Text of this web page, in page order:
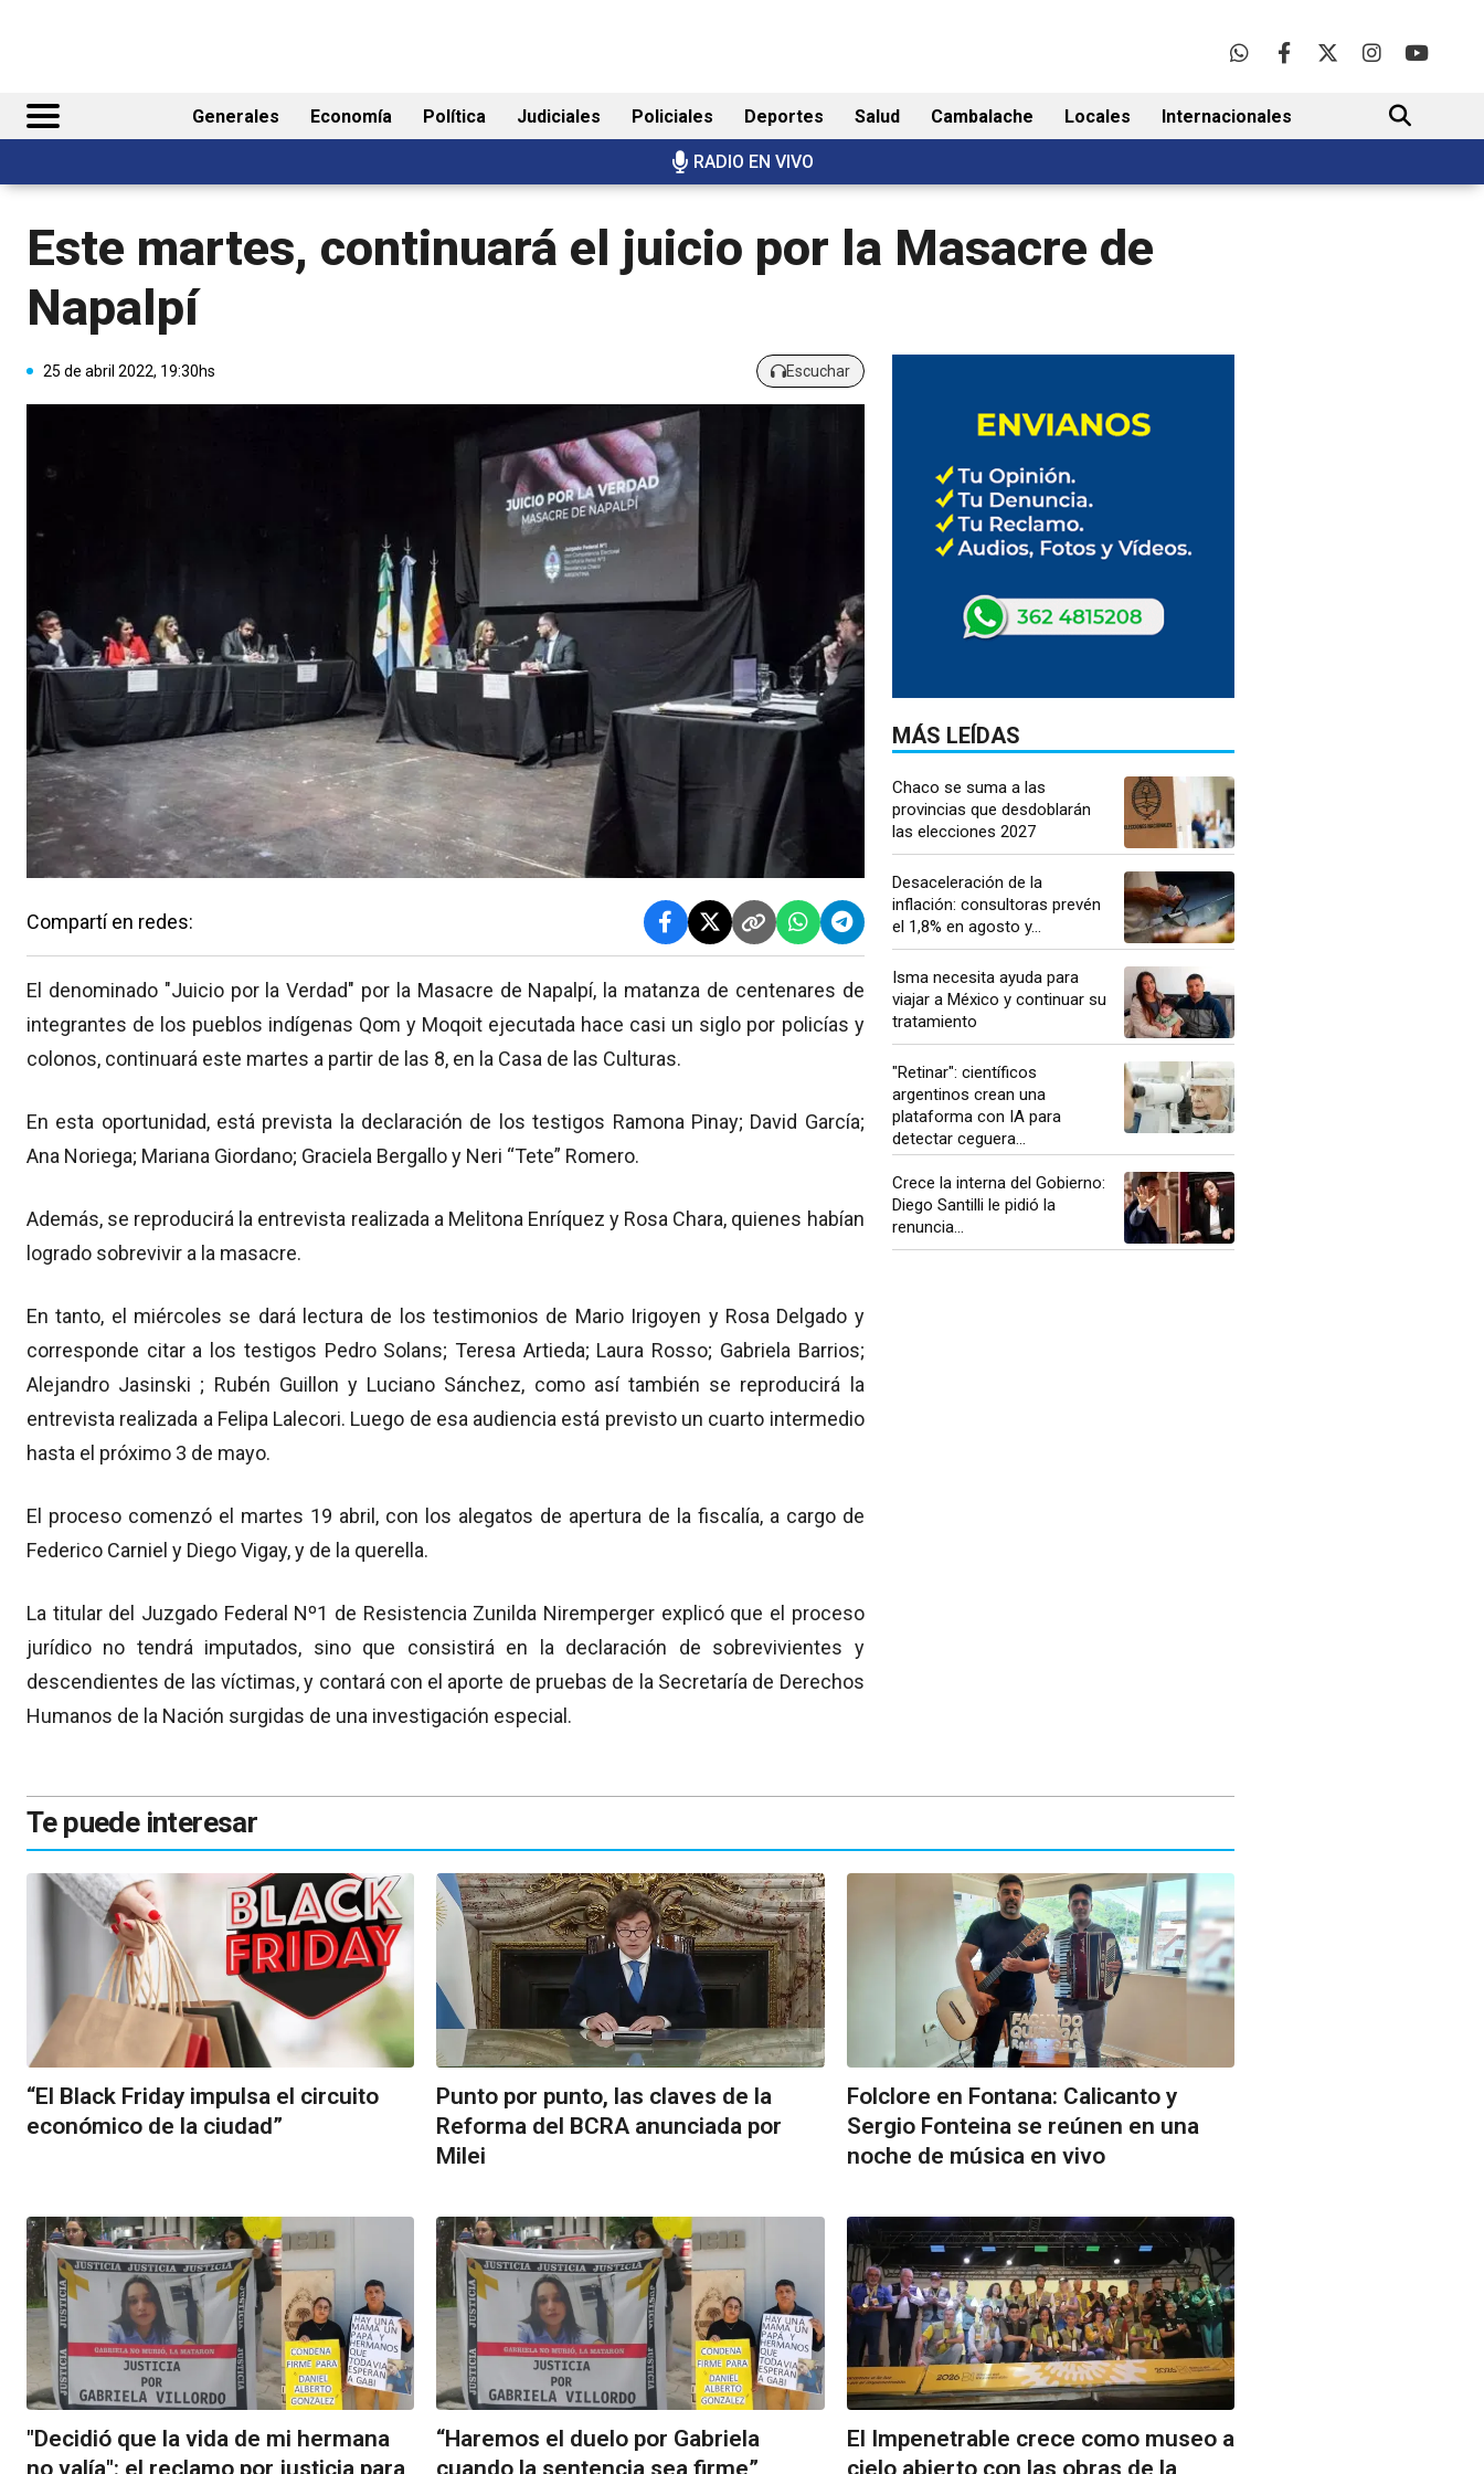
Generales Economía Política Judiciales Policiales Deportes Salud Cambalache Locales Internacionales
RADIO EN VIVO
BUSCAR
Este martes, continuará el juicio por la Masacre de
Napalpí
25 de abril 2022, 19:30hs Escuchar
Compartí en redes:
El denominado "Juicio por la Verdad" por la Masacre de Napalpí, la matanza de centenares de
integrantes de los pueblos indígenas Qom y Moqoit ejecutada hace casi un siglo por policías y
colonos, continuará este martes a partir de las 8, en la Casa de las Culturas.
En esta oportunidad, está prevista la declaración de los testigos Ramona Pinay; David García;
Ana Noriega; Mariana Giordano; Graciela Bergallo y Neri “Tete” Romero.
Además, se reproducirá la entrevista realizada a Melitona Enríquez y Rosa Chara, quienes habían
logrado sobrevivir a la masacre.
En tanto, el miércoles se dará lectura de los testimonios de Mario Irigoyen y Rosa Delgado y
corresponde citar a los testigos Pedro Solans; Teresa Artieda; Laura Rosso; Gabriela Barrios;
Alejandro Jasinski ; Rubén Guillon y Luciano Sánchez, como así también se reproducirá la
entrevista realizada a Felipa Lalecori. Luego de esa audiencia está previsto un cuarto intermedio
hasta el próximo 3 de mayo.
El proceso comenzó el martes 19 abril, con los alegatos de apertura de la fiscalía, a cargo de
Federico Carniel y Diego Vigay, y de la querella.
La titular del Juzgado Federal Nº1 de Resistencia Zunilda Niremperger explicó que el proceso
jurídico no tendrá imputados, sino que consistirá en la declaración de sobrevivientes y
descendientes de las víctimas, y contará con el aporte de pruebas de la Secretaría de Derechos
Humanos de la Nación surgidas de una investigación especial.
MÁS LEÍDAS
Chaco se suma a las
provincias que desdoblarán
las elecciones 2027
Desaceleración de la
inflación: consultoras prevén
el 1,8% en agosto y...
Isma necesita ayuda para
viajar a México y continuar su
tratamiento
"Retinar": científicos
argentinos crean una
plataforma con IA para
detectar ceguera...
Crece la interna del Gobierno:
Diego Santilli le pidió la
renuncia...
Te puede interesar
“El Black Friday impulsa el circuito
económico de la ciudad”
Punto por punto, las claves de la
Reforma del BCRA anunciada por
Milei
Folclore en Fontana: Calicanto y
Sergio Fonteina se reúnen en una
noche de música en vivo
"Decidió que la vida de mi hermana
“Haremos el duelo por Gabriela
El Impenetrable crece como museo a